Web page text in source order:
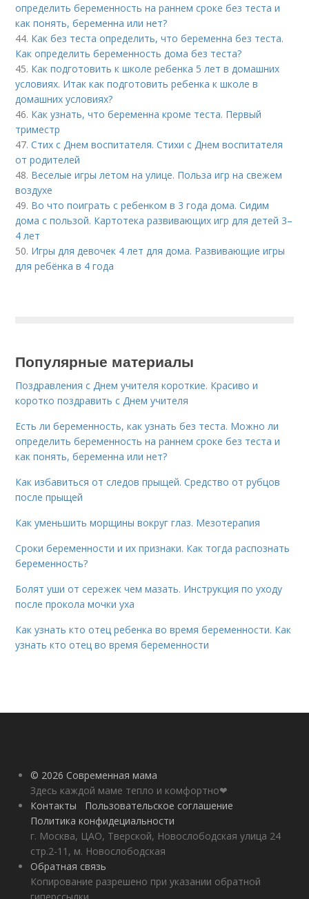
определить беременность на раннем сроке без теста и
как понять, беременна или нет?
44. Как без теста определить, что беременна без теста.
Как определить беременность дома без теста?
45. Как подготовить к школе ребенка 5 лет в домашних
условиях. Итак как подготовить ребенка к школе в
домашних условиях?
46. Как узнать, что беременна кроме теста. Первый
триместр
47.Стих с Днем воспитателя. Стихи с Днем воспитателя
от родителей
48. Веселые игры летом на улице. Польза игр на свежем
воздухе
49. Во что поиграть с ребенком в 3 года дома. Сидим
дома с пользой. Картотека развивающих игр для детей 3–
4 лет
50. Игры для девочек 4 лет для дома. Развивающие игры
для ребёнка в 4 года
Популярные материалы
Поздравления с Днем учителя короткие. Красиво и
коротко поздравить с Днем учителя
Есть ли беременность, как узнать без теста. Можно ли
определить беременность на раннем сроке без теста и
как понять, беременна или нет?
Как избавиться от следов прыщей. Средство от рубцов
после прыщей
Как уменьшить морщины вокруг глаз. Мезотерапия
Сроки беременности и их признаки. Как тогда распознать
беременность?
Болят уши от сережек чем мазать. Инструкция по уходу
после прокола мочки уха
Как узнать кто отец ребенка во время беременности. Как
узнать кто отец во время беременности
© 2026 Современная мама
Здесь каждой маме тепло и комфортно❤
Контакты
Пользовательское соглашение
Политика конфидециальности
г. Москва, ЦАО, Тверской, Новослободская улица 24
стр.2-11, м. Новослободская
Обратная связь
Копирование разрешено при указании обратной